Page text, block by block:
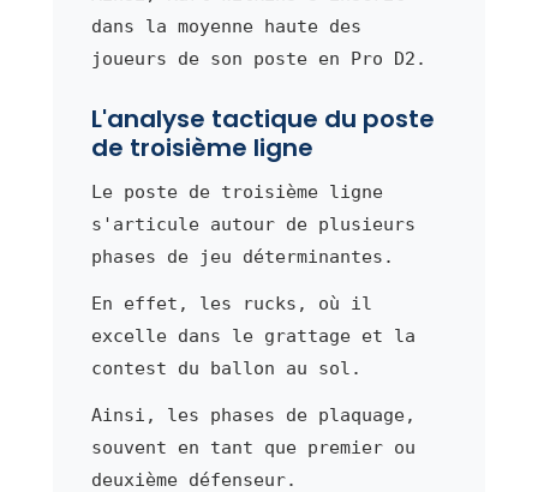
dans la moyenne haute des
joueurs de son poste en Pro D2.
L'analyse tactique du poste
de troisième ligne
Le poste de troisième ligne
s'articule autour de plusieurs
phases de jeu déterminantes.
En effet, les rucks, où il
excelle dans le grattage et la
contest du ballon au sol.
Ainsi, les phases de plaquage,
souvent en tant que premier ou
deuxième défenseur.